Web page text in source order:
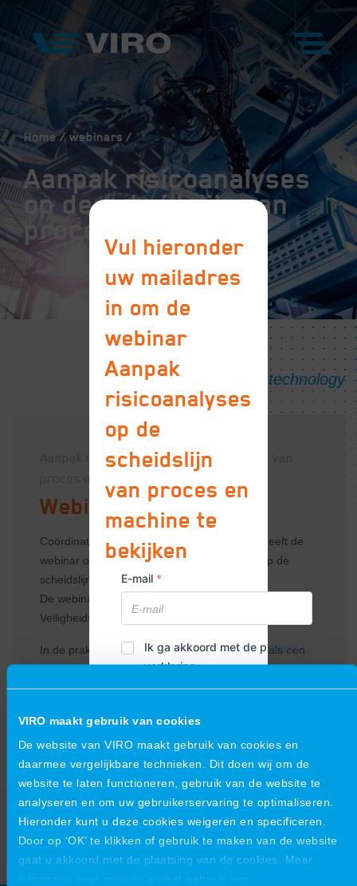
VIRO maakt gebruik van cookies
De website van VIRO maakt gebruik van cookies en
daarmee vergelijkbare technieken. Dit doen wij om de
website te laten functioneren, gebruik van de website te
analyseren en om uw gebruikerservaring te optimaliseren.
Hieronder kunt u deze cookies weigeren en specificeren.
Door op ‘OK’ te klikken of gebruik te maken van de website
gaat u akkoord met de plaatsing van de cookies. Meer
informatie over cookies en het gebruik van
Home webinars
Aanpak risicoanalyses
op de scheidslijn van
proces en machine
Aanpak risicoanalyses op de scheidslijn van
Webinar - Safety
Coördinator Safety Arno Luisman van VIRO heeft de
webinar over de aanpak van risicoanalyses op de
scheidslijn van proces en machine gegeven.
De webinar vond plaats tijdens de online Industriële
Veiligheidsdagen, georganiseerd door het FHI.
In de praktijk ontstaan regelmatig problemen als een
machine procesmatig en een proces machinematig
beoordeeld wordt. Benieuwd hoe je de juist keuze
Vul hieronder
uw mailadres
in om de
webinar
Aanpak
risicoanalyses
op de
scheidslijn
van proces en
machine te
bekijken
E-mail *
Privacy
verklaring
Ik ga akkoord met de privacy
verklaring
Indienen
Verzenden